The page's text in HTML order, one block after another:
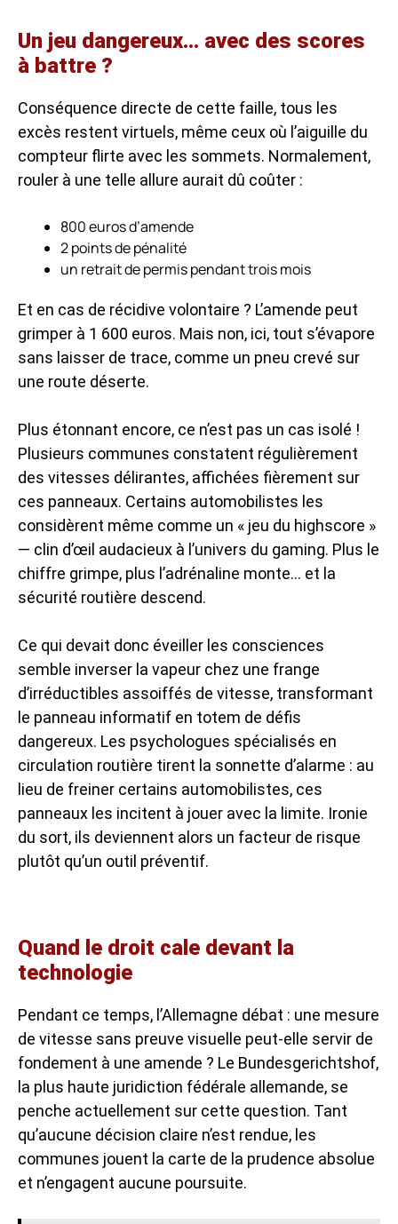
Un jeu dangereux… avec des scores
à battre ?
Conséquence directe de cette faille, tous les
excès restent virtuels, même ceux où l’aiguille du
compteur flirte avec les sommets. Normalement,
rouler à une telle allure aurait dû coûter :
800 euros d’amende
2 points de pénalité
un retrait de permis pendant trois mois
Et en cas de récidive volontaire ? L’amende peut
grimper à 1 600 euros. Mais non, ici, tout s’évapore
sans laisser de trace, comme un pneu crevé sur
une route déserte.
Plus étonnant encore, ce n’est pas un cas isolé !
Plusieurs communes constatent régulièrement
des vitesses délirantes, affichées fièrement sur
ces panneaux. Certains automobilistes les
considèrent même comme un « jeu du highscore »
— clin d’œil audacieux à l’univers du gaming. Plus le
chiffre grimpe, plus l’adrénaline monte… et la
sécurité routière descend.
Ce qui devait donc éveiller les consciences
semble inverser la vapeur chez une frange
d’irréductibles assoiffés de vitesse, transformant
le panneau informatif en totem de défis
dangereux. Les psychologues spécialisés en
circulation routière tirent la sonnette d’alarme : au
lieu de freiner certains automobilistes, ces
panneaux les incitent à jouer avec la limite. Ironie
du sort, ils deviennent alors un facteur de risque
plutôt qu’un outil préventif.
Quand le droit cale devant la
technologie
Pendant ce temps, l’Allemagne débat : une mesure
de vitesse sans preuve visuelle peut-elle servir de
fondement à une amende ? Le Bundesgerichtshof,
la plus haute juridiction fédérale allemande, se
penche actuellement sur cette question. Tant
qu’aucune décision claire n’est rendue, les
communes jouent la carte de la prudence absolue
et n’engagent aucune poursuite.